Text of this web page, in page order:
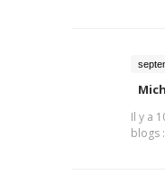
Il y a
blogs